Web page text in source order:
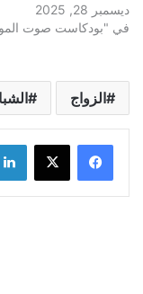
ديسمبر 28, 2025
في "بودكاست صوت
الزواج